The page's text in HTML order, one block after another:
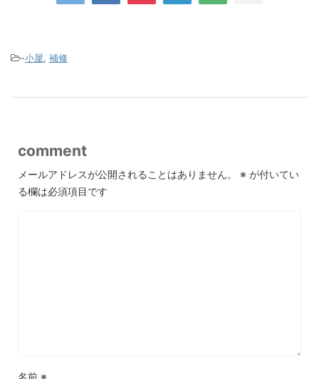
-小屋, 補修
comment
メールアドレスが公開されることはありません。 ※ が付いてい
る欄は必須項目です